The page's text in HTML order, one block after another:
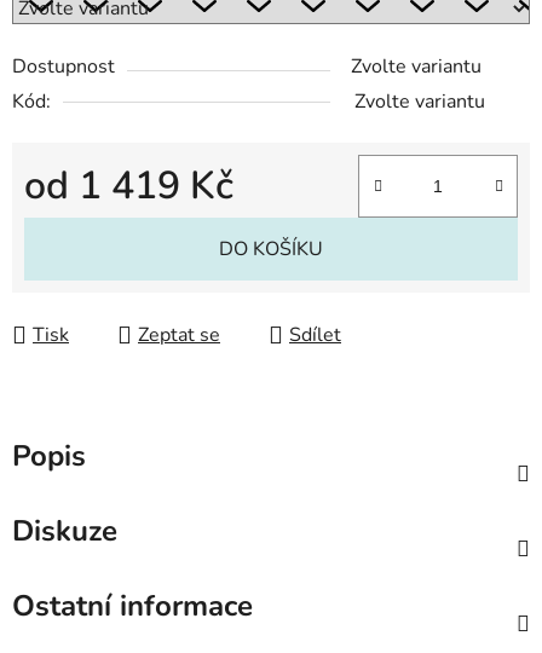
Dostupnost
Zvolte variantu
Kód:
Zvolte variantu
od 1 419 Kč
Měrná cena:
DO KOŠÍKU
Tisk Zeptat se Sdílet
Popis
Diskuze
Ostatní informace